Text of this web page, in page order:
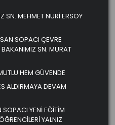
SN. MEHMET NURİ ERSOY
SOPACI ÇEVRE
BAKANIMIZ SN. MURAT
HEM GÜVENDE
ALDIRMAYA DEVAM
SOPACI YENİ EĞİTİM
YALNIZ